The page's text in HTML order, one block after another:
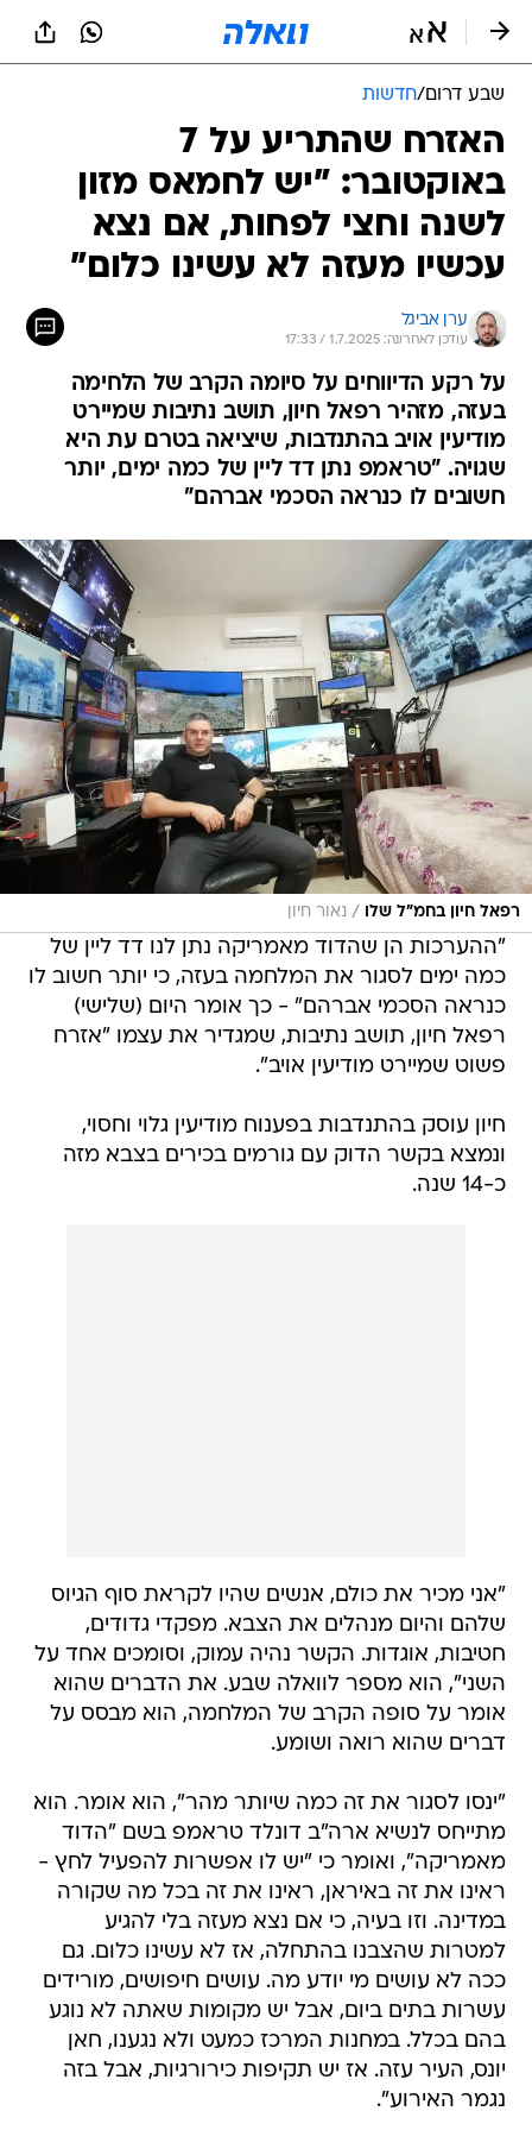
שבע דרום/חדשות
האזרח שהתריע על 7
באוקטובר: "יש לחמאס מזון
לשנה וחצי לפחות, אם נצא
עכשיו מעזה לא עשינו כלום"
ערן אביגל
עודכן לאחרונה: 1.7.2025 / 17:33
על רקע הדיווחים על סיומה הקרב של הלחימה
בעזה, מזהיר רפאל חיון, תושב נתיבות שמיירט
מודיעין אויב בהתנדבות, שיציאה בטרם עת היא
שגויה. "טראמפ נתן דד ליין של כמה ימים, יותר
חשובים לו כנראה הסכמי אברהם"
רפאל חיון בחמ"ל שלו / נאור חיון
"ההערכות הן שהדוד מאמריקה נתן לנו דד ליין של
כמה ימים לסגור את המלחמה בעזה, כי יותר חשוב לו
כנראה הסכמי אברהם" - כך אומר היום (שלישי)
רפאל חיון, תושב נתיבות, שמגדיר את עצמו "אזרח
פשוט שמיירט מודיעין אויב".
חיון עוסק בהתנדבות בפענוח מודיעין גלוי וחסוי,
ונמצא בקשר הדוק עם גורמים בכירים בצבא מזה
כ-14 שנה.
"אני מכיר את כולם, אנשים שהיו לקראת סוף הגיוס
שלהם והיום מנהלים את הצבא. מפקדי גדודים,
חטיבות, אוגדות. הקשר נהיה עמוק, וסומכים אחד על
השני", הוא מספר לוואלה שבע. את הדברים שהוא
אומר על סופה הקרב של המלחמה, הוא מבסס על
דברים שהוא רואה ושומע.
"ינסו לסגור את זה כמה שיותר מהר", הוא אומר. הוא
מתייחס לנשיא ארה"ב דונלד טראמפ בשם "הדוד
מאמריקה", ואומר כי "יש לו אפשרות להפעיל לחץ -
ראינו את זה באיראן, ראינו את זה בכל מה שקורה
במדינה. וזו בעיה, כי אם נצא מעזה בלי להגיע
למטרות שהצבנו בהתחלה, אז לא עשינו כלום. גם
ככה לא עושים מי יודע מה. עושים חיפושים, מורידים
עשרות בתים ביום, אבל יש מקומות שאתה לא נוגע
בהם בכלל. במחנות המרכז כמעט ולא נגענו, חאן
יונס, העיר עזה. אז יש תקיפות כירורגיות, אבל בזה
נגמר האירוע".